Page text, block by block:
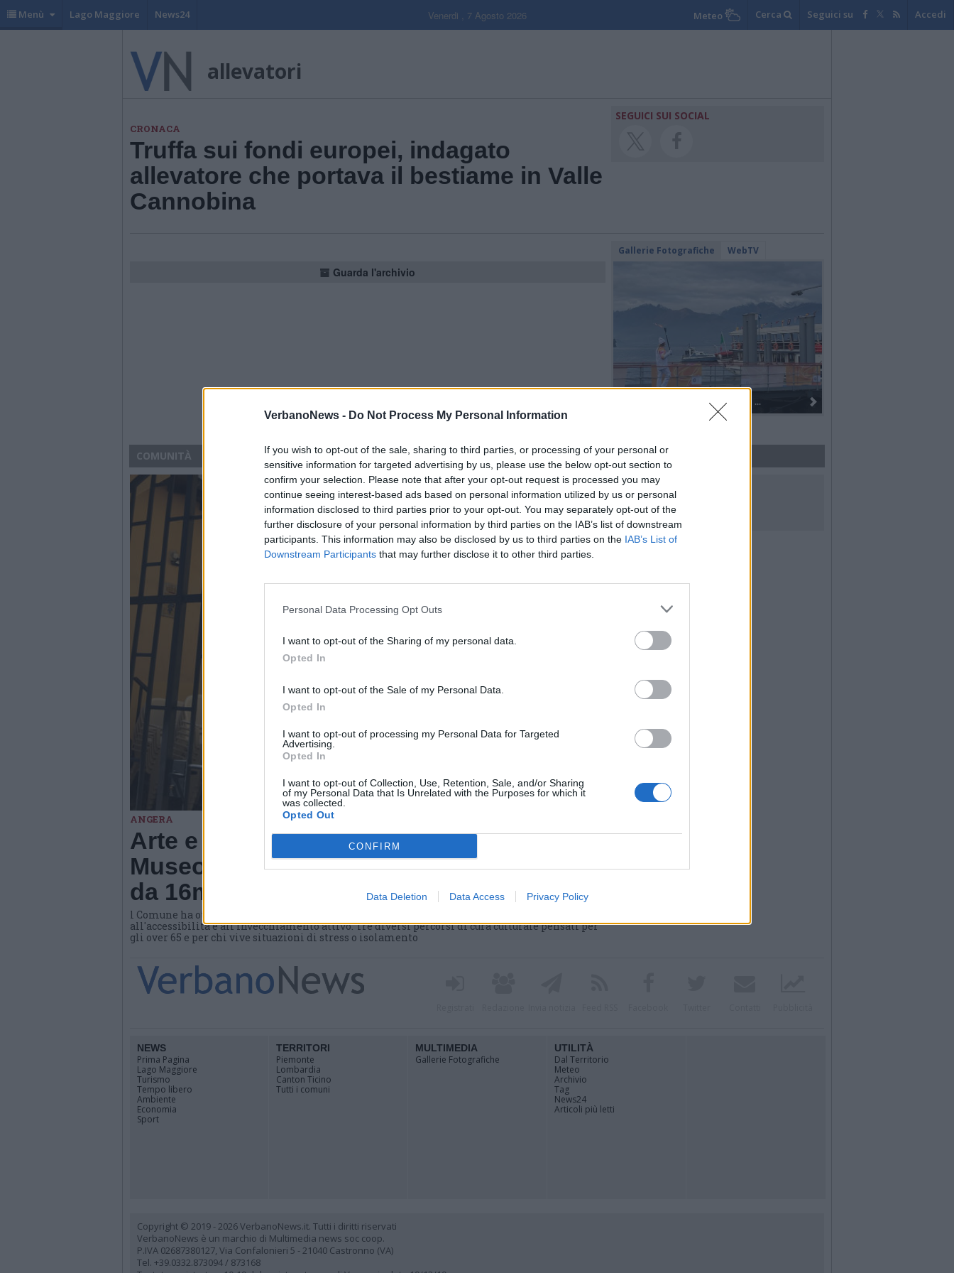
VerbanoNews - Do Not Process My Personal Information
If you wish to opt-out of the sale, sharing to third parties, or processing of your personal or
sensitive information for targeted advertising by us, please use the below opt-out section to
confirm your selection. Please note that after your opt-out request is processed you may
continue seeing interest-based ads based on personal information utilized by us or personal
information disclosed to third parties prior to your opt-out. You may separately opt-out of the
further disclosure of your personal information by third parties on the IAB’s list of downstream
participants. This information may also be disclosed by us to third parties on the IAB’s List of
Downstream Participants that may further disclose it to other third parties.
Personal Data Processing Opt Outs
I want to opt-out of the Sharing of my personal data.
Opted In
I want to opt-out of the Sale of my Personal Data.
Opted In
I want to opt-out of processing my Personal Data for Targeted
Advertising.
Opted In
I want to opt-out of Collection, Use, Retention, Sale, and/or Sharing
of my Personal Data that Is Unrelated with the Purposes for which it
was collected.
Opted Out
CONFIRM
Data Deletion Data Access Privacy Policy
Menù Lago Maggiore News24 Venerdi , 7 Agosto 2026 Meteo Cerca Seguici su Accedi
allevatori
CRONACA
Truffa sui fondi europei, indagato
allevatore che portava il bestiame in Valle
Cannobina
SEGUICI SUI SOCIAL
Guarda l'archivio
Gallerie Fotografiche WebTV
Dall’oro alla fiaccola: ...
COMUNITÀ
ANGERA
Arte e benessere nei nuovi percorsi del
Museo di Angera grazie a un contributo
da 16mila euro
l Comune ha ottenuto un contributo da Regione Lombardia per avviare il progetto dedicato
all'accessibilità e all'invecchiamento attivo. Tre diversi percorsi di cura culturale pensati per
gli over 65 e per chi vive situazioni di stress o isolamento
SEGUICI SUI SOCIAL
NEWS
Prima Pagina
Lago Maggiore
Turismo
Tempo libero
Ambiente
Economia
Sport
TERRITORI
Piemonte
Lombardia
Canton Ticino
Tutti i comuni
MULTIMEDIA
Gallerie Fotografiche
UTILITÀ
Dal Territorio
Meteo
Archivio
Tag
News24
Articoli più letti
Copyright © 2019 - 2026 VerbanoNews.it. Tutti i diritti riservati
VerbanoNews è un marchio di Multimedia news soc coop.
P.IVA 02687380127, Via Confalonieri 5 - 21040 Castronno (VA)
Tel. +39.0332.873094 / 873168